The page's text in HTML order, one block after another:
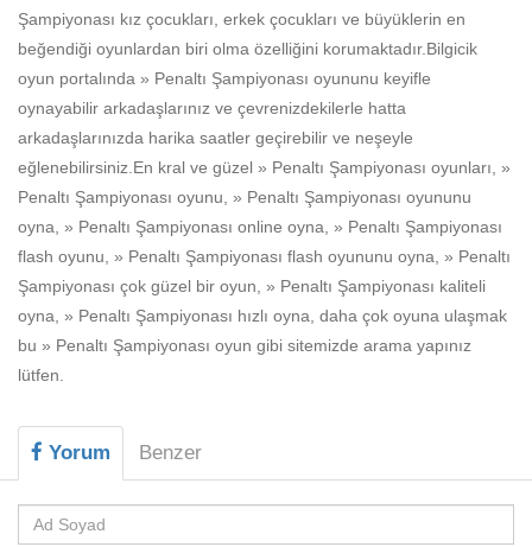
Beceri
Komik
Macera
Mario
Spor
Eğitim Haberleri
Şampiyonası kız çocukları, erkek çocukları ve büyüklerin en
beğendiği oyunlardan biri olma özelliğini korumaktadır.Bilgicik
oyun portalında » Penaltı Şampiyonası oyununu keyifle
oynayabilir arkadaşlarınız ve çevrenizdekilerle hatta
arkadaşlarınızda harika saatler geçirebilir ve neşeyle
eğlenebilirsiniz.En kral ve güzel » Penaltı Şampiyonası oyunları, »
Penaltı Şampiyonası oyunu, » Penaltı Şampiyonası oyununu
oyna, » Penaltı Şampiyonası online oyna, » Penaltı Şampiyonası
flash oyunu, » Penaltı Şampiyonası flash oyununu oyna, » Penaltı
Şampiyonası çok güzel bir oyun, » Penaltı Şampiyonası kaliteli
oyna, » Penaltı Şampiyonası hızlı oyna, daha çok oyuna ulaşmak
bu » Penaltı Şampiyonası oyun gibi sitemizde arama yapınız
lütfen.
Yorum Benzer